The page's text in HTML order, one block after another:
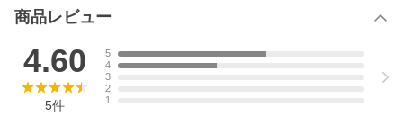
商品レビュー
4.60
5件
5
4
3
2
1